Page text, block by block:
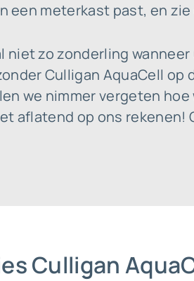
een meterkast past, en zie
niet zo zonderling
Culligan AquaCell
we nimmer vergeten
aflatend op ons rekenen!
Culligan